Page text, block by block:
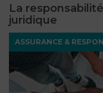
La
juridique
ASSURANCE &